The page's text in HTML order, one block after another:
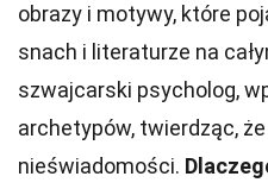
obrazy i motywy, które
snach i literaturze na
szwajcarski psycholog,
archetypów, twierdząc,
nieświadomości.